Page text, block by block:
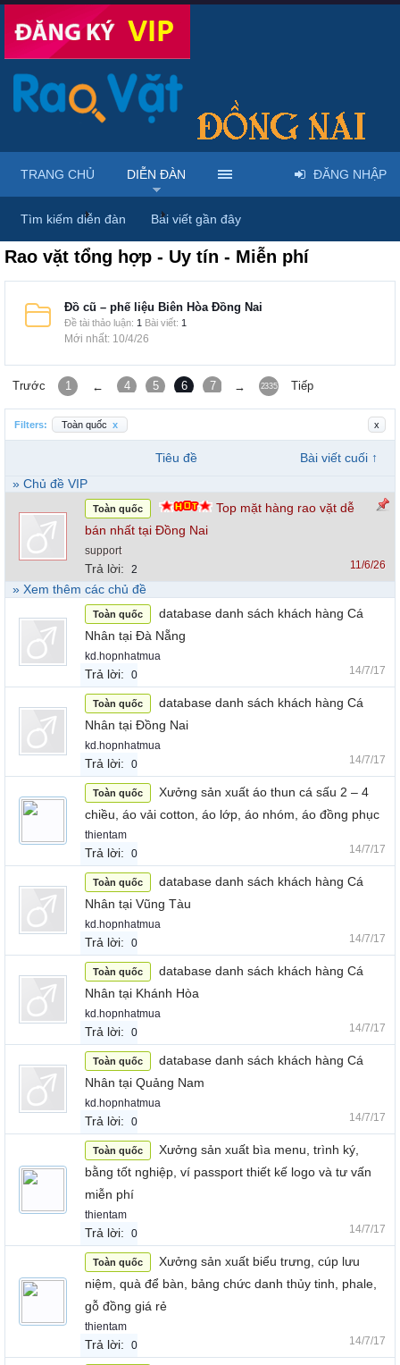
Trang chủ Diễn đàn Rao vặt tổng hợp
Rao vặt tổng hợp - Uy tín - Miễn phí
Đồ cũ – phế liệu Biên Hòa Đồng Nai
Đề tài thảo luận: 1 Bài viết: 1
10/4/26
Trước 1 ← 4 5 6 7 8
→ 2335 Tiếp
Filters: Toàn quốc x x
Tiêu đề
Bài viết cuối ↑
» Chủ đề VIP
Toàn quốc
Top mặt hàng rao vặt dễ
bán nhất tại Đồng Nai
support
Trả lời: 2 11/6/26
» Xem thêm các chủ đề
Toàn quốc
database danh sách khách hàng Cá
Nhân tại Đà Nẵng
kd.hopnhatmua
Trả lời: 0 14/7/17
Toàn quốc
database danh sách khách hàng Cá
Nhân tại Đồng Nai
kd.hopnhatmua
Trả lời: 0 14/7/17
Toàn quốc
Xưởng sản xuất áo thun cá sấu 2 – 4
chiều, áo vải cotton, áo lớp, áo nhóm, áo đồng phục
thientam
Trả lời: 0 14/7/17
Toàn quốc
database danh sách khách hàng Cá
Nhân tại Vũng Tàu
kd.hopnhatmua
Trả lời: 0 14/7/17
Toàn quốc
database danh sách khách hàng Cá
Nhân tại Khánh Hòa
kd.hopnhatmua
Trả lời: 0 14/7/17
Toàn quốc
database danh sách khách hàng Cá
Nhân tại Quảng Nam
kd.hopnhatmua
Trả lời: 0 14/7/17
Toàn quốc
Xưởng sản xuất bìa menu, trình ký,
bằng tốt nghiệp, ví passport thiết kế logo và tư vấn
miễn phí
thientam
Trả lời: 0 14/7/17
Toàn quốc
Xưởng sản xuất biểu trưng, cúp lưu
niệm, quà để bàn, bảng chức danh thủy tinh, phale,
gỗ đồng giá rẻ
thientam
Trả lời: 0 14/7/17
TRANG CHỦ DIỄN ĐÀN
Tìm kiếm diễn đàn Bài viết gần đây
ĐĂNG NHẬP